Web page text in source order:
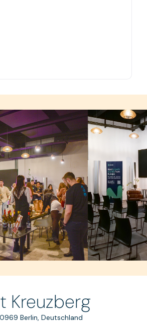
Kreuzberg
Berlin, Deutschland